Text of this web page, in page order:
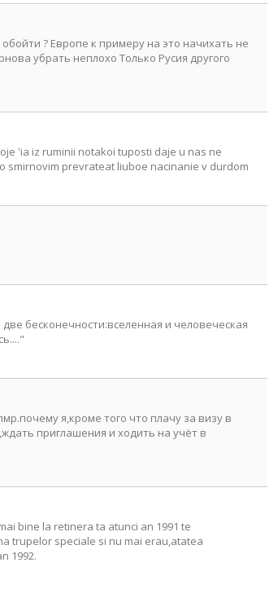
? Европе к примеру на это начихать не
убрать неплохо Только Русия другого
'ia iz ruminii notakoi tuposti daje u nas ne
smirnovim prevrateat liuboe nacinanie v durdom
бесконечности:вселенная и человеческая
я,кроме того что плачу за визу в
приглашения и ходить на учёт в
bine la retinera ta atunci an 1991 te
trupelor speciale si nu mai erau,atatea
1992.